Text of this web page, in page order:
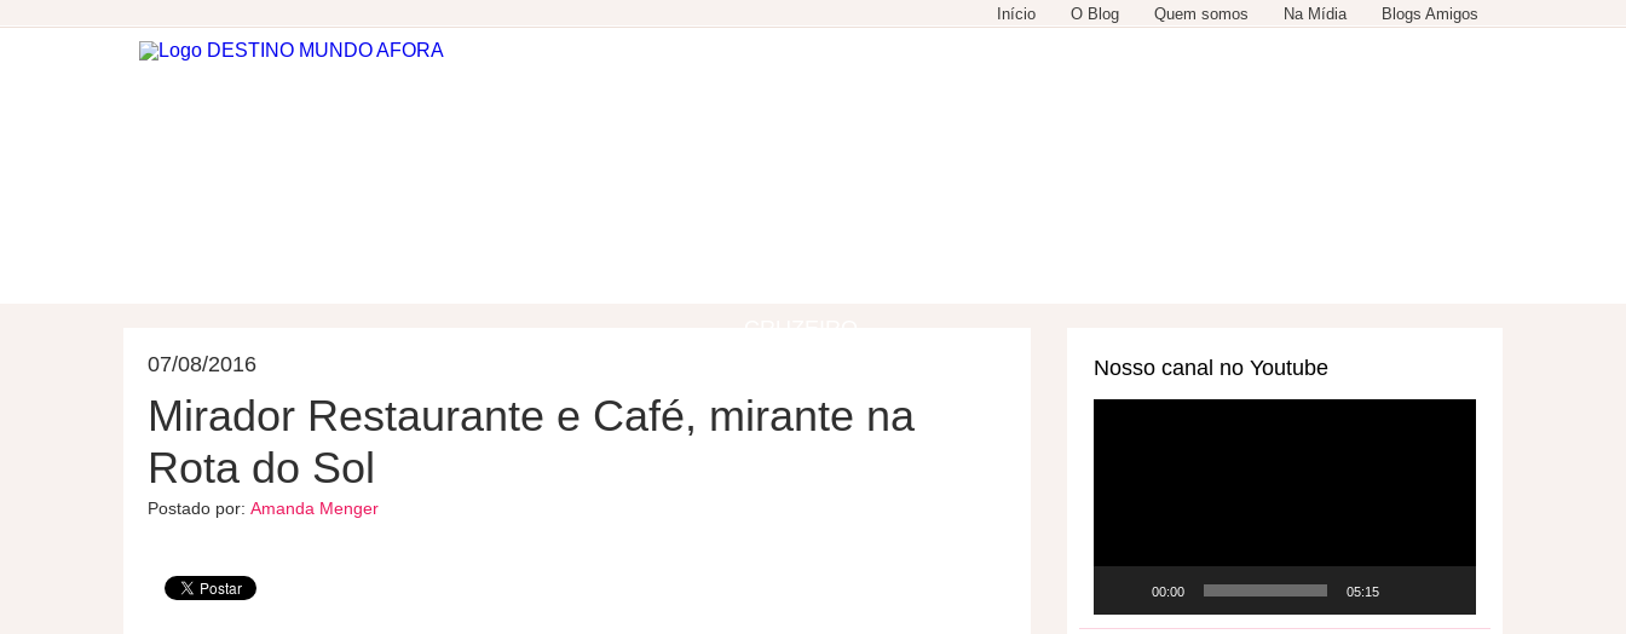
Início O Blog Quem somos Na Mídia Blogs Amigos
07/08/2016
Mirador Restaurante e Café, mirante na
Rota do Sol
Postado por: Amanda Menger
Nosso canal no Youtube
00:00 05:15